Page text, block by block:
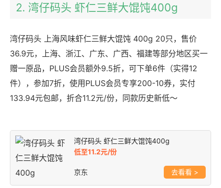
2. 湾仔码头 虾仁三鲜大馄饨400g
湾仔码头 上海风味虾仁三鲜大馄饨 400g 20只，售价
36.9元，上海、浙江、广东、广西、福建等部分地区买一
赠一原品，PLUS会员额外9.5折，可下单6件（实得12
件），参加7折，使用PLUS会员专享200-10券，实付
133.94元包邮，折合11.2元/份，同款历史新低～
湾仔码头 虾仁三鲜大馄饨400g
低至11.2元/份
京东 >